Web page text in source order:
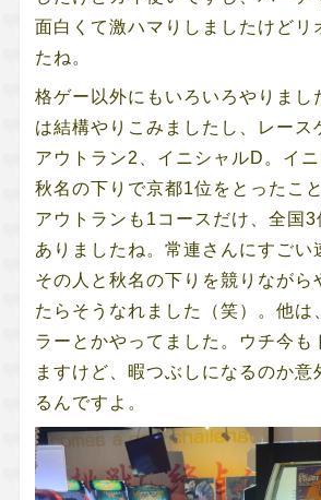
面白くて激ハマりしましたけどリ
たね。
格ゲー以外にもいろいろやりまし
は結構やりこみましたし、レース
アウトラン2、イニシャルD。イニ
秋名の下りで京都1位をとったこ
アウトランも1コースだけ、全国3
ありましたね。常連さんにすごい
その人と秋名の下りを競りながら
たらそうなれました（笑）。他は
ラーとかやってました。ウチ今も
ますけど、暇つぶしになるのか意
るんですよ。